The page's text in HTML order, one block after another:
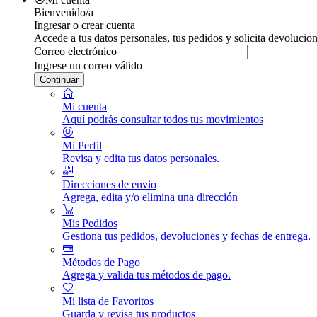
Bienvenido/a
Ingresar o crear cuenta
Accede a tus datos personales, tus pedidos y solicita
Correo electrónico
Ingrese un correo válido
Continuar
Mi cuenta
Aquí podrás consultar todos tus movimientos
Mi Perfil
Revisa y edita tus datos personales.
Direcciones de envio
Agrega, edita y/o elimina una dirección
Mis Pedidos
Gestiona tus pedidos, devoluciones y fechas de entrega.
Métodos de Pago
Agrega y valida tus métodos de pago.
Mi lista de Favoritos
Guarda y revisa tus productos